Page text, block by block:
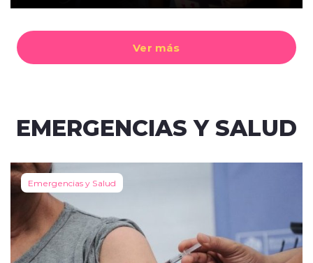
Ver más
EMERGENCIAS Y SALUD
Emergencias y Salud